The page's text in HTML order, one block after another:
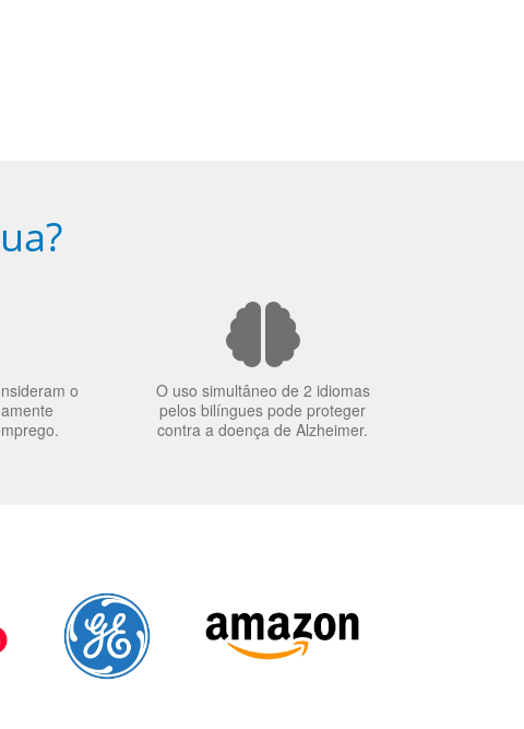
o
O uso simultâneo de 2 idiomas
pelos bilíngues pode proteger
contra a doença de Alzheimer.